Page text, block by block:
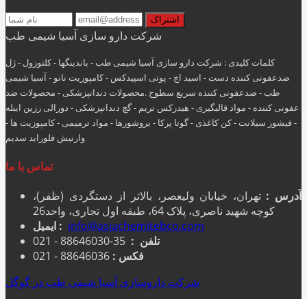
شرکت دارو سازی آسیا شیمی طب
کلمات کلیدی : شرکت دارو سازی آسیا شیمی طب - باندینگها - کلتوزول - ژل
ضدعفونی کننده دست - اسید اچ - پوتی اسپیدکس - کامپوزیت نانو - آسیا شیمی
طب - ضدعفونی کننده سریع سطوح .محصولات دندانپزشکی - محصولات ضد
عفونی کننده - مواد قالبگیری - هيدركس تريم - گچ دندانپزشکی - دورالی رزین اینله
- فیشور سیلانت - کن کاغذی - گوتا پرکا - بروشورها - مواد ترمیمی - کامپوزیت ها -
وارنیش فلوراید سدیم
تماس با ما
آدرس : تهران، خیابان ولیعصر، بالاتر از دستگردی (ظفر)،
کوچه شهید ناصری، پلاک 64، طبقه اول تجاری، واحد26
ایمیل : info@asiachemitebco.com
تلفن :
فکس :
شرکت داروسازی آسیا شیمی طب در گوگل